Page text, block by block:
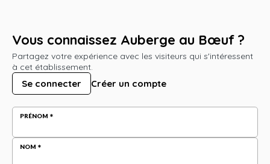
Vous connaissez Auberge au Bœuf ?
Partagez votre expérience avec les visiteurs qui s'intéressent
à cet établissement.
Se connecter Créer un compte
PRÉNOM
NOM